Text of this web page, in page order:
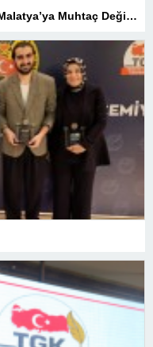
Almazlarsa Almasınlar; Baskilimiz Malatya’ya Muhtaç Değildir